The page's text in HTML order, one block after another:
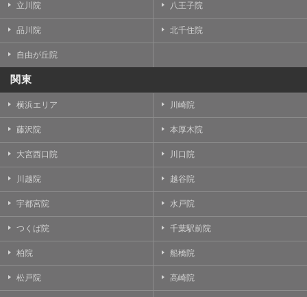
立川院 八王子院
品川院 北千住院
自由が丘院
関東
横浜エリア 川崎院
藤沢院 本厚木院
大宮西口院 川口院
川越院 越谷院
宇都宮院 水戸院
つくば院 千葉駅前院
柏院 船橋院
松戸院 高崎院